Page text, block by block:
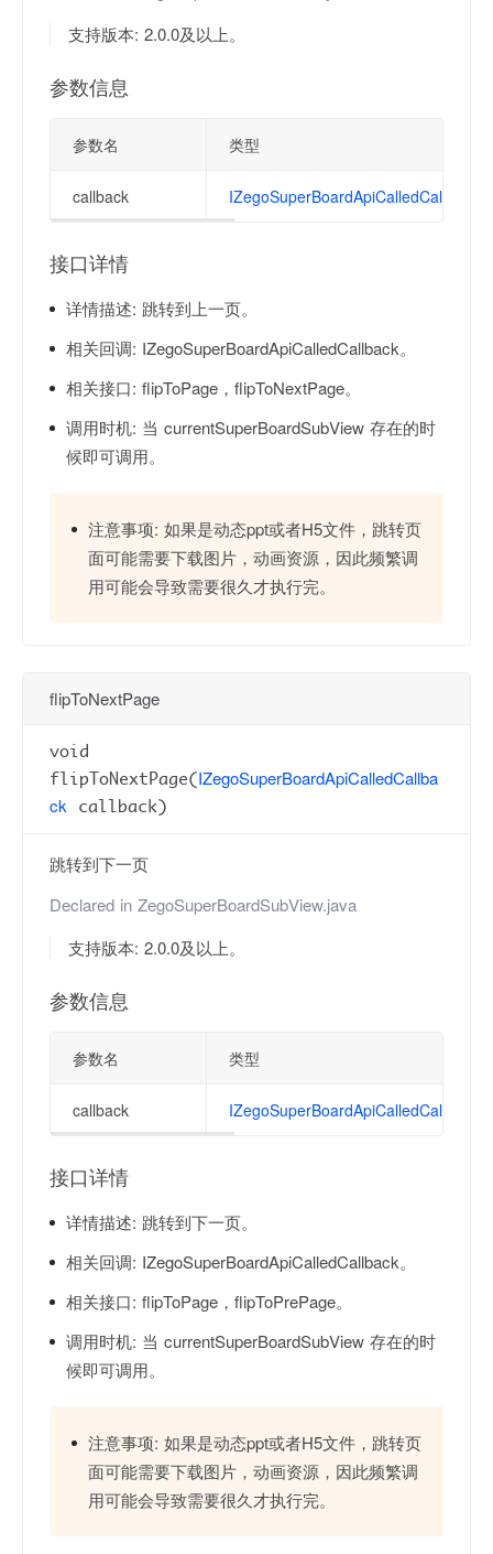
支持版本: 2.0.0及以上。
参数信息
参数名 类型
callback IZegoSuperBoardApiCalledCallback
接口详情
详情描述: 跳转到上一页。
相关回调: IZegoSuperBoardApiCalledCallback。
相关接口: flipToPage，flipToNextPage。
调用时机: 当 currentSuperBoardSubView 存在的时
候即可调用。
注意事项: 如果是动态ppt或者H5文件，跳转页
面可能需要下载图片，动画资源，因此频繁调
用可能会导致需要很久才执行完。
flipToNextPage
void
flipToNextPage(IZegoSuperBoardApiCalledCallba
ck callback)
跳转到下一页
Declared in ZegoSuperBoardSubView.java
支持版本: 2.0.0及以上。
参数信息
参数名 类型
callback IZegoSuperBoardApiCalledCallback
接口详情
详情描述: 跳转到下一页。
相关回调: IZegoSuperBoardApiCalledCallback。
相关接口: flipToPage，flipToPrePage。
调用时机: 当 currentSuperBoardSubView 存在的时
候即可调用。
注意事项: 如果是动态ppt或者H5文件，跳转页
面可能需要下载图片，动画资源，因此频繁调
用可能会导致需要很久才执行完。